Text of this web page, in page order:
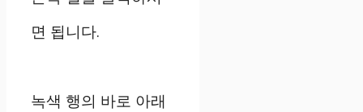
면 됩니다.
녹색 행의 바로 아래